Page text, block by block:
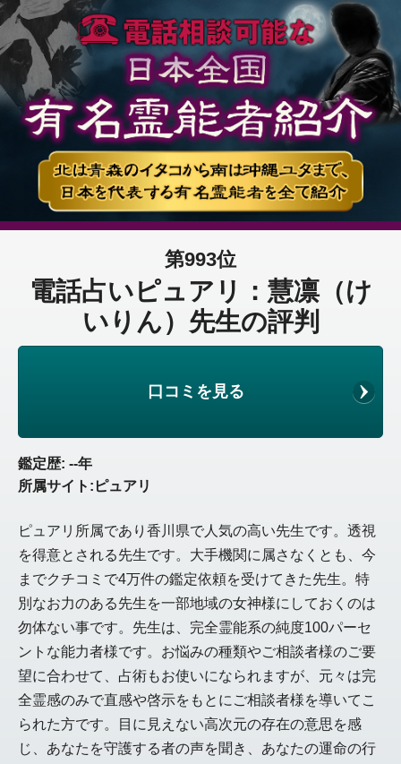
第993位
電話占いピュアリ：慧凛（け
いりん）先生の評判
口コミを見る
鑑定歴: --年
所属サイト:ピュアリ
ピュアリ所属であり香川県で人気の高い先生です。透視
を得意とされる先生です。大手機関に属さなくとも、今
までクチコミで4万件の鑑定依頼を受けてきた先生。特
別なお力のある先生を一部地域の女神様にしておくのは
勿体ない事です。先生は、完全霊能系の純度100パーセ
ントな能力者様です。お悩みの種類やご相談者様のご要
望に合わせて、占術もお使いになられますが、元々は完
全霊感のみで直感や啓示をもとにご相談者様を導いてこ
られた方です。目に見えない高次元の存在の意思を感
じ、あなたを守護する者の声を聞き、あなたの運命の行